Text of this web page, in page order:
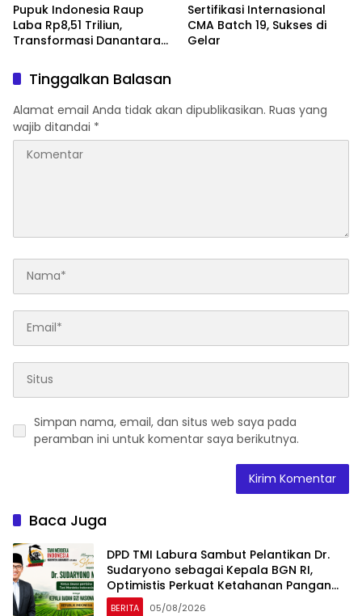
Pupuk Indonesia Raup
Laba Rp8,51 Triliun,
Transformasi Danantara
Sertifikasi Internasional
CMA Batch 19, Sukses di
Gelar
Tinggalkan Balasan
Alamat email Anda tidak akan dipublikasikan. Ruas yang
wajib ditandai *
Simpan nama, email, dan situs web saya pada
peramban ini untuk komentar saya berikutnya.
Baca Juga
DPD TMI Labura Sambut Pelantikan Dr.
Sudaryono sebagai Kepala BGN RI,
Optimistis Perkuat Ketahanan Pangan
dan Gizi Nasional
BERITA 05/08/2026